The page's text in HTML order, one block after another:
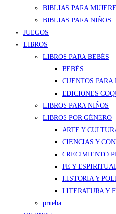
BIBLIAS PARA
BIBLIAS PARA NIÑOS
JUEGOS
LIBROS
LIBROS PARA BEBÉS
BEBÉS
CUENTOS PARA
EDICIONES
LIBROS PARA NIÑOS
LIBROS POR GÉNERO
ARTE Y
CIENCIAS Y
CRECIMIENTO
FE Y
HISTORIA Y
LITERATURA Y
prueba